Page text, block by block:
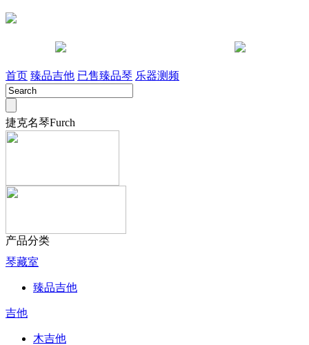
首页 臻品吉他 已售臻品琴 乐器测频
捷克名琴Furch
产品分类
琴藏室
臻品吉他
吉他
木吉他